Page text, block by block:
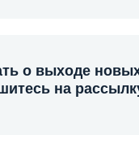
о выходе
на